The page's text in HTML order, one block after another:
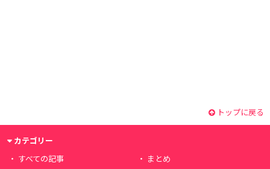
トップに戻る
カテゴリー
すべての記事
まとめ